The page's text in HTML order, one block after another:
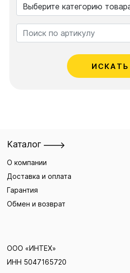
ИСКАТЬ
Каталог
О компании
Доставка и оплата
Гарантия
Обмен и возврат
ООО «ИНТЕХ»
ИНН 5047165720